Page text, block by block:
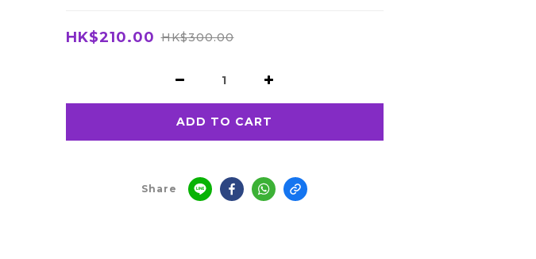
HK$210.00 HK$300.00
ADD TO CART
Share